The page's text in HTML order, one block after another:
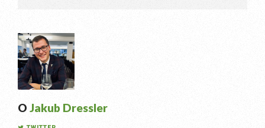
O Jakub Dressler